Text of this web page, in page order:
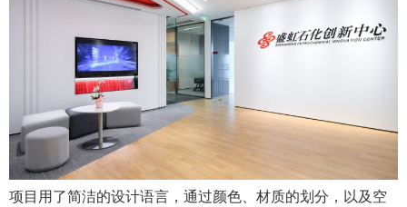
项目用了简洁的设计语言，通过颜色、材质的划分，以及空